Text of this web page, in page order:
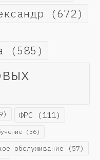
(672)
(585)
ФРС (111)
(36)
обслуживание (57)